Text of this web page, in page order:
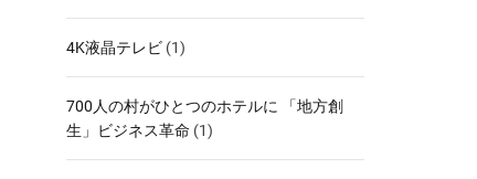
4K液晶テレビ (1)
700人の村がひとつのホテルに 「地方創
生」ビジネス革命 (1)